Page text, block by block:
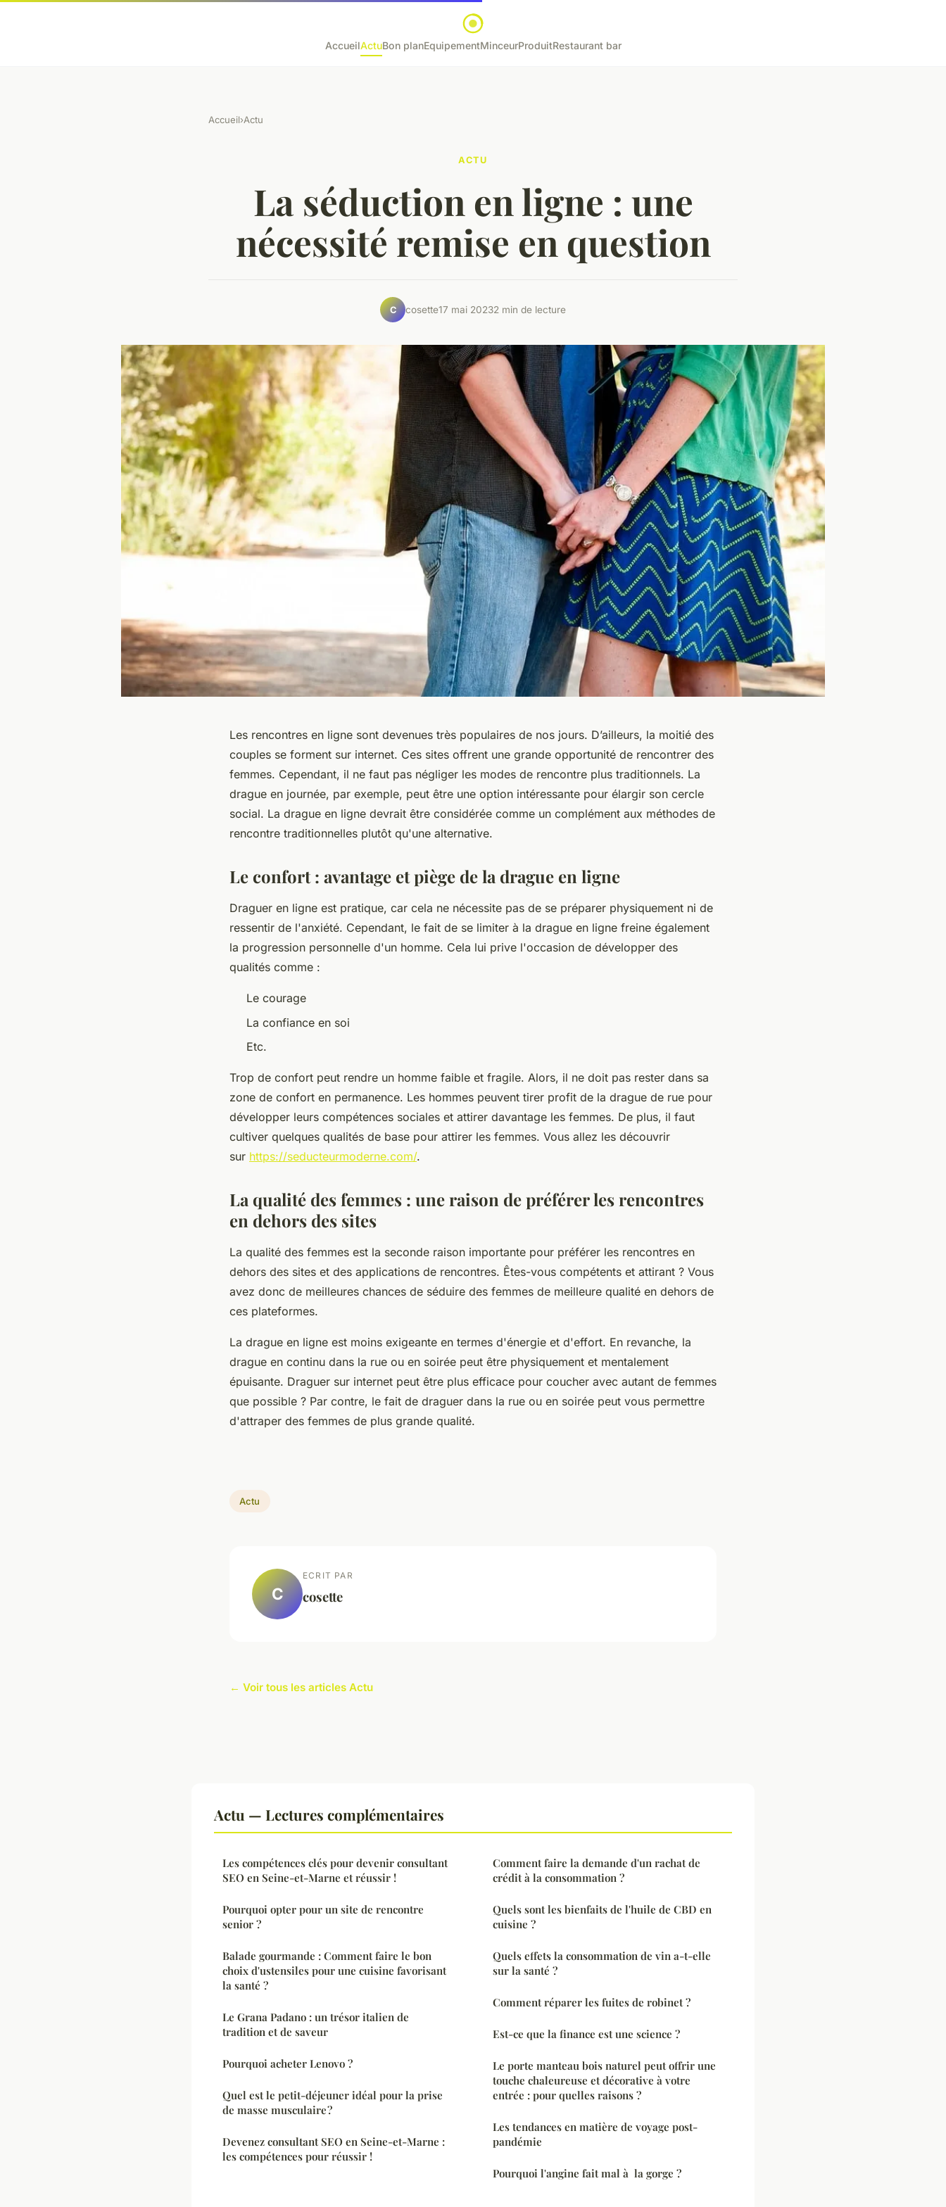
AccueilActuBon planEquipementMinceurProduitRestaurant bar
Accueil›Actu
ACTU
La séduction en ligne : une
nécessité remise en question
C cosette17 mai 20232 min de lecture
Les rencontres en ligne sont devenues très populaires de nos jours. D’ailleurs, la moitié des
couples se forment sur internet. Ces sites offrent une grande opportunité de rencontrer des
femmes. Cependant, il ne faut pas négliger les modes de rencontre plus traditionnels. La
drague en journée, par exemple, peut être une option intéressante pour élargir son cercle
social. La drague en ligne devrait être considérée comme un complément aux méthodes de
rencontre traditionnelles plutôt qu'une alternative.
Le confort : avantage et piège de la drague en ligne
Draguer en ligne est pratique, car cela ne nécessite pas de se préparer physiquement ni de
ressentir de l'anxiété. Cependant, le fait de se limiter à la drague en ligne freine également
la progression personnelle d'un homme. Cela lui prive l'occasion de développer des
qualités comme :
Le courage
La confiance en soi
Etc.
Trop de confort peut rendre un homme faible et fragile. Alors, il ne doit pas rester dans sa
zone de confort en permanence. Les hommes peuvent tirer profit de la drague de rue pour
développer leurs compétences sociales et attirer davantage les femmes. De plus, il faut
cultiver quelques qualités de base pour attirer les femmes. Vous allez les découvrir
sur https://seducteurmoderne.com/.
La qualité des femmes : une raison de préférer les rencontres
en dehors des sites
La qualité des femmes est la seconde raison importante pour préférer les rencontres en
dehors des sites et des applications de rencontres. Êtes-vous compétents et attirant ? Vous
avez donc de meilleures chances de séduire des femmes de meilleure qualité en dehors de
ces plateformes.
La drague en ligne est moins exigeante en termes d'énergie et d'effort. En revanche, la
drague en continu dans la rue ou en soirée peut être physiquement et mentalement
épuisante. Draguer sur internet peut être plus efficace pour coucher avec autant de femmes
que possible ? Par contre, le fait de draguer dans la rue ou en soirée peut vous permettre
d'attraper des femmes de plus grande qualité.
Actu
C
ECRIT PAR
cosette
← Voir tous les articles Actu
Actu — Lectures complémentaires
Les compétences clés pour devenir consultant
SEO en Seine-et-Marne et réussir !
Pourquoi opter pour un site de rencontre
senior ?
Balade gourmande : Comment faire le bon
choix d'ustensiles pour une cuisine favorisant
la santé ?
Le Grana Padano : un trésor italien de
tradition et de saveur
Pourquoi acheter Lenovo ?
Quel est le petit-déjeuner idéal pour la prise
de masse musculaire ?
Devenez consultant SEO en Seine-et-Marne :
les compétences pour réussir !
Comment faire la demande d'un rachat de
crédit à la consommation ?
Quels sont les bienfaits de l'huile de CBD en
cuisine ?
Quels effets la consommation de vin a-t-elle
sur la santé ?
Comment réparer les fuites de robinet ?
Est-ce que la finance est une science ?
Le porte manteau bois naturel peut offrir une
touche chaleureuse et décorative à votre
entrée : pour quelles raisons ?
Les tendances en matière de voyage post-
pandémie
Pourquoi l'angine fait mal à la gorge ?